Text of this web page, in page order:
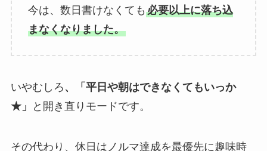
今は、数日書けなくても 必要以上に落ち込
まなくなりました。
いやむしろ 、「平日や朝はできなくてもいっか
★」
と開き直りモードです。
その代わり、休日はノルマ達成を最優先に趣味時